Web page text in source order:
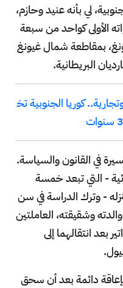
لي بأنه عنيد وحازم،
الأولى كواحد من سبعة
بمقاطعة شمال غيونغ
البريطانية.
كوريا الجنوبية تخ
في القانون والسياسة.
- التي تبعد خمسة
- وترك الدراسة في سن
وشقيقته، العاملتين
بعد انتقالهما إلى
دائمة بعد أن سحق